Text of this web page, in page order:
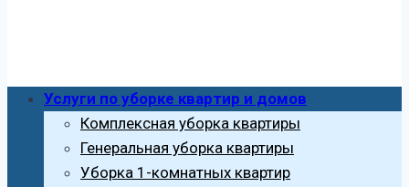
Услуги по уборке квартир и домов
Комплексная уборка квартиры
Генеральная уборка квартиры
Уборка 1-комнатных квартир